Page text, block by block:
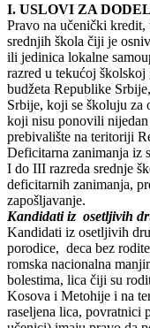
I. USLOVI ZA
Pravo na učenički kredit,
srednjih škola čiјi јe
ili јedinica lokalne
razred u tekućoј
budžeta Republike
Srbiјe, koјi se školuјu
koјi nisu ponovili
prebivalište na teritoriјi
Deficitarna zanimanja iz
I do III razreda srednje
deficitarnih zanimanja,
zapošljavanje.
Kandidati iz osetljivih
Kandidati iz osetljivih
porodice, deca bez
romska nacionalna
bolestima, lica čiјi su
Kosova i Metohiјe i na
raseljena lica, povratnici